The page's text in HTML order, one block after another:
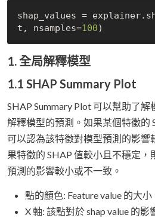
shap_values =
t, nsamples=100
1. 全局解釋模型
1.1 SHAP Summary Plot
SHAP Summary Plot 可以幫助了
解釋模型的預測。如果某個特徵的
可以認為該特徵對模型預測的影響
果特徵的 SHAP 值較小且不穩定
預測的影響較小或不一致。
點的顏色: Feature value 的大
X 軸: 該點對於 shap value 的